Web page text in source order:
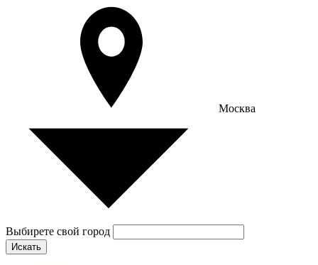
Москва
Выбирете свой город
Искать